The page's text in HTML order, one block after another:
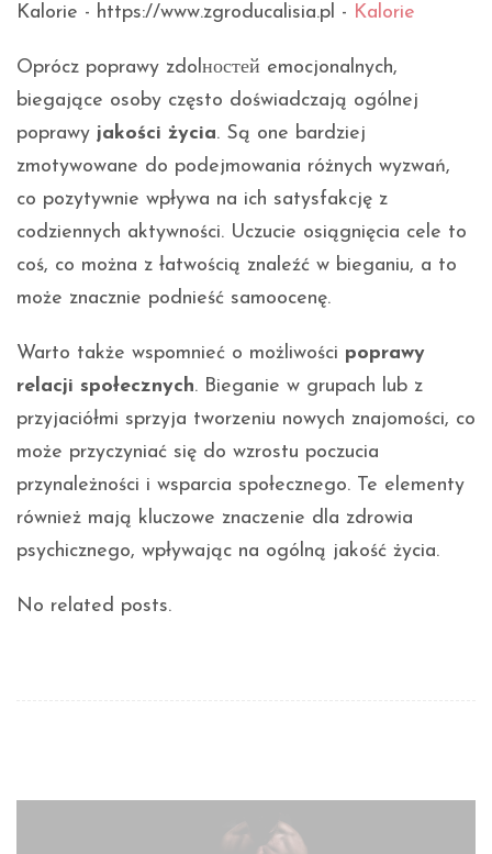
Kalorie - https://www.zgroducalisia.pl - Kalorie
Oprócz poprawy zdolностей emocjonalnych,
biegające osoby często doświadczają ogólnej
poprawy jakości życia. Są one bardziej
zmotywowane do podejmowania różnych wyzwań,
co pozytywnie wpływa na ich satysfakcję z
codziennych aktywności. Uczucie osiągnięcia cele to
coś, co można z łatwością znaleźć w bieganiu, a to
może znacznie podnieść samoocenę.
Warto także wspomnieć o możliwości poprawy
relacji społecznych. Bieganie w grupach lub z
przyjaciółmi sprzyja tworzeniu nowych znajomości, co
może przyczyniać się do wzrostu poczucia
przynależności i wsparcia społecznego. Te elementy
również mają kluczowe znaczenie dla zdrowia
psychicznego, wpływając na ogólną jakość życia.
No related posts.